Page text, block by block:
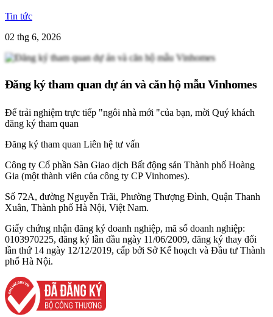
Tin tức
02 thg 6, 2026
Đăng ký tham quan dự án và căn hộ mẫu Vinhomes
Để trải nghiệm trực tiếp "ngôi nhà mới "của bạn, mời Quý khách
đăng ký tham quan
Đăng ký tham quan Liên hệ tư vấn
Công ty Cổ phần Sàn Giao dịch Bất động sản Thành phố Hoàng
Gia (một thành viên của công ty CP Vinhomes).
Số 72A, đường Nguyễn Trãi, Phường Thượng Đình, Quận Thanh
Xuân, Thành phố Hà Nội, Việt Nam.
Giấy chứng nhận đăng ký doanh nghiệp, mã số doanh nghiệp:
0103970225, đăng ký lần đầu ngày 11/06/2009, đăng ký thay đổi
lần thứ 14 ngày 12/12/2019, cấp bởi Sở Kế hoạch và Đầu tư Thành
phố Hà Nội.